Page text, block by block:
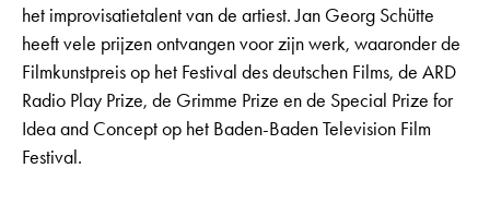
het improvisatietalent van de artiest. Jan Georg Schütte
heeft vele prijzen ontvangen voor zijn werk, waaronder de
Filmkunstpreis op het Festival des deutschen Films, de ARD
Radio Play Prize, de Grimme Prize en de Special Prize for
Idea and Concept op het Baden-Baden Television Film
Festival.